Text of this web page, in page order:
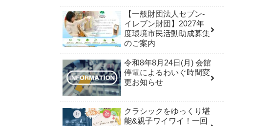
【一般財団法人セブン-
イレブン財団】2027年
度環境市民活動助成募集
のご案内
令和8年8月24日(月) 会館
停電によるわいぐ時間変
更お知らせ
クラシックをゆっくり堪
能&親子ワイワイ！一回